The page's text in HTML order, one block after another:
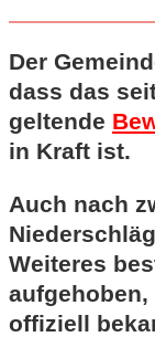
Der
dass das
geltende
in Kraft ist.
Auch nach
Weiteres
aufgehoben,
offiziell